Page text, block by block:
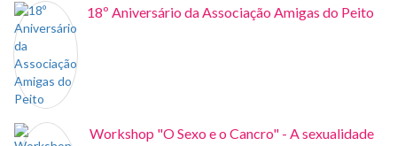
18º Aniversário da Associação Amigas do Peito
Workshop "O Sexo e o Cancro" - A sexualidade